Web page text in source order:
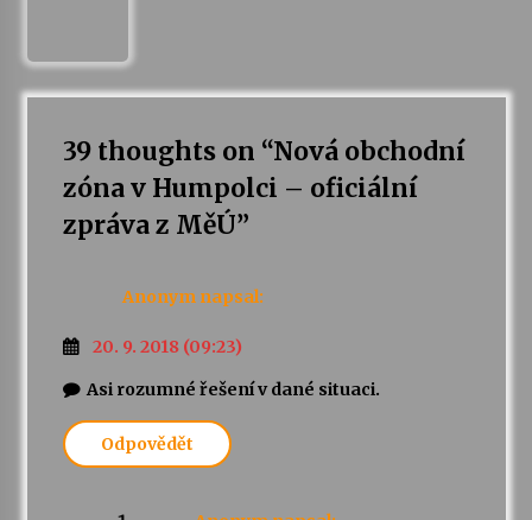
39 thoughts on “Nová obchodní
zóna v Humpolci – oficiální
zpráva z MěÚ”
Anonym napsal:
20. 9. 2018 (09:23)
Asi rozumné řešení v dané situaci.
Odpovědět